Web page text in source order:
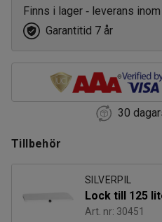
Finns i lager ‑ leverans inom
Garantitid 7 år
30
Tillbehör
SILVERPIL
Lock till 125
Art. nr: 30451